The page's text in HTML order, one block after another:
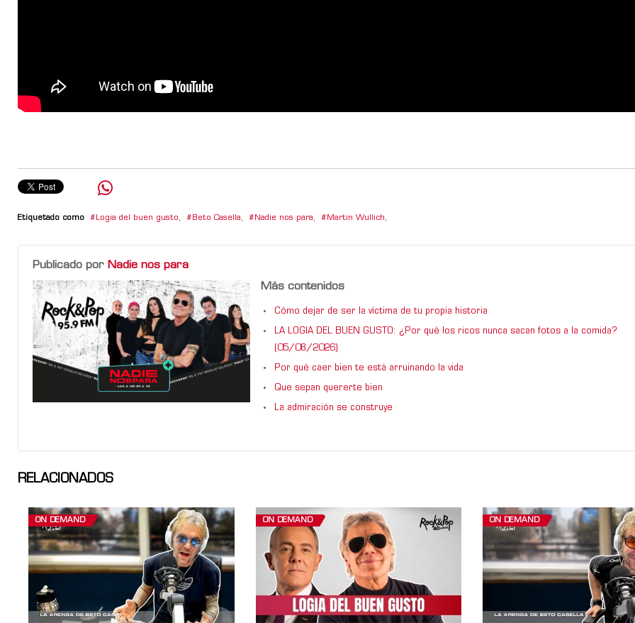
Etiquetado como Logia del buen gusto, Beto Casella, Nadie nos para, Martin Wullich,
Publicado por Nadie nos para
Más contenidos
Cómo dejar de ser la víctima de tu propia historia
LA LOGIA DEL BUEN GUSTO: ¿Por qué los ricos nunca sacan fotos a la comida?
(05/08/2026)
Por qué caer bien te está arruinando la vida
Que sepan quererte bien
La admiración se construye
RELACIONADOS
ON DEMAND ON DEMAND ON DEMAND